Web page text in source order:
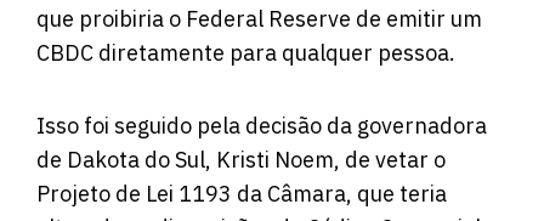
que proibiria o Federal Reserve de emitir um
CBDC diretamente para qualquer pessoa.
Isso foi seguido pela decisão da governadora
de Dakota do Sul, Kristi Noem, de vetar o
Projeto de Lei 1193 da Câmara, que teria